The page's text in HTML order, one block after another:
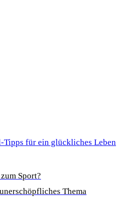
für ein glückliches Leben
Sport?
Thema